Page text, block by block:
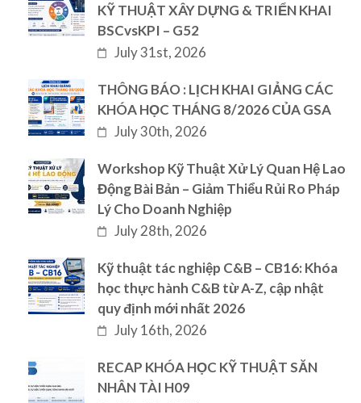
KỸ THUẬT XÂY DỰNG & TRIỂN KHAI
BSCvsKPI – G52
July 31st, 2026
THÔNG BÁO : LỊCH KHAI GIẢNG CÁC
KHÓA HỌC THÁNG 8/2026 CỦA GSA
July 30th, 2026
Workshop Kỹ Thuật Xử Lý Quan Hệ Lao
Động Bài Bản – Giảm Thiểu Rủi Ro Pháp
Lý Cho Doanh Nghiệp
July 28th, 2026
Kỹ thuật tác nghiệp C&B – CB16: Khóa
học thực hành C&B từ A-Z, cập nhật
quy định mới nhất 2026
July 16th, 2026
RECAP KHÓA HỌC KỸ THUẬT SĂN
NHÂN TÀI H09